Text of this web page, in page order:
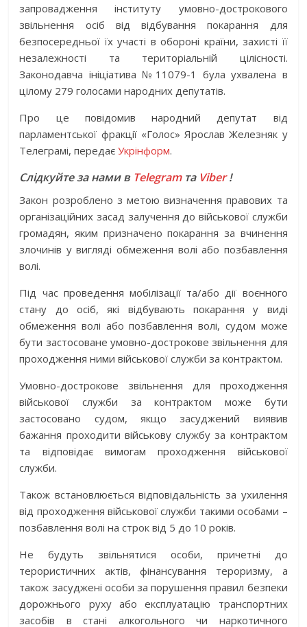
запровадження інституту умовно-дострокового
звільнення осіб від відбування покарання для
безпосередньої їх участі в обороні країни, захисті її
незалежності та територіальній цілісності.
Законодавча ініціатива №11079-1 була ухвалена в
цілому 279 голосами народних депутатів.
Про це повідомив народний депутат від
парламентської фракції «Голос» Ярослав Железняк у
Телеграмі, передаєУкрінформ.
Слідкуйте за нами в Telegramта Viber!
Закон розроблено з метою визначення правових та
організаційних засад залучення до військової служби
громадян, яким призначено покарання за вчинення
злочинів у вигляді обмеження волі або позбавлення
волі.
Під час проведення мобілізації та/або дії воєнного
стану до осіб, які відбувають покарання у виді
обмеження волі або позбавлення волі, судом може
бути застосоване умовно-дострокове звільнення для
проходження ними військової служби за контрактом.
Умовно-дострокове звільнення для проходження
військової служби за контрактом може бути
застосовано судом, якщо засуджений виявив
бажання проходити військову службу за контрактом
та відповідає вимогам проходження військової
служби.
Також встановлюється відповідальність за ухилення
від проходження військової служби такими особами –
позбавлення волі на строк від 5 до 10 років.
Не будуть звільнятися особи, причетні до
терористичних актів, фінансування тероризму, а
також засуджені особи за порушення правил безпеки
дорожнього руху або експлуатацію транспортних
засобів в стані алкогольного чи наркотичного